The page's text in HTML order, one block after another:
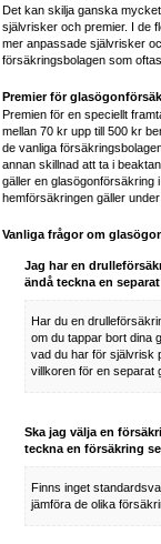
Det kan skilja ganska
självrisker och premier. I de
mer anpassade självrisker
försäkringsbolagen som
Premier för
Premien för en speciellt
mellan 70 kr upp till 500 kr
de vanliga
annan skillnad att ta i
gäller en glasögonförsäkring
hemförsäkringen gäller
Vanliga frågor om
Jag har en
ändå teckna en
Har du en
om du tappar bort dina
vad du har för självrisk
villkoren för en separat
Ska jag välja en
teckna en försäkring
Finns inget
jämföra de olika